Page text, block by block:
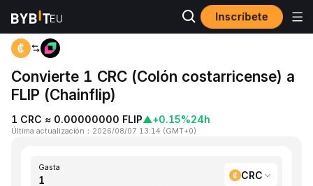
Inscríbete
Inicio CRC to FLIP
Convierte 1 CRC (Colón costarricense) a
FLIP (Chainflip)
1 CRC ≈ 0.00000000 FLIP▲+0.15%24h
Última actualización ： 2026/08/07 13:14 (GMT+0)
Gasta
CRC